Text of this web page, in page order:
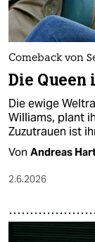
Comeback von
Die Queen
Die ewige
Williams, plant
Zuzutrauen ist
Von Andreas
2.6.2026